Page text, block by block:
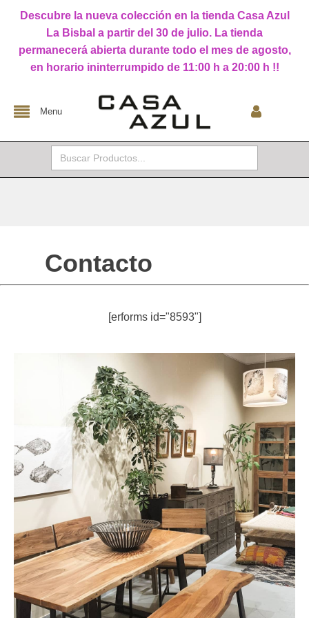
Descubre la nueva colección en la tienda Casa Azul
La Bisbal a partir del 30 de julio. La tienda
permanecerá abierta durante todo el mes de agosto,
en horario ininterrumpido de 11:00 h a 20:00 h !!
Menu
Buscar:
Contacto
[erforms id="8593"]